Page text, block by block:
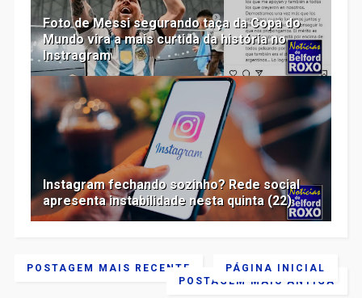
Foto de Messi segurando taça da Copa do
Mundo vira a mais curtida da história no
Instragram
Instagram fechando sozinho? Rede social
apresenta instabilidade nesta quinta (22)
POSTAGEM MAIS RECENTE
POSTAGEM MAIS ANTIGA
PÁGINA INICIAL